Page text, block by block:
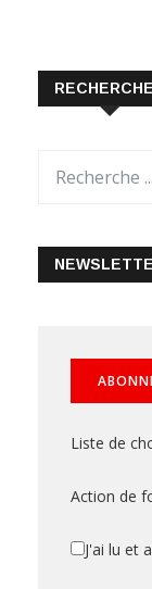
Liste de
Action de
J'ai lu et